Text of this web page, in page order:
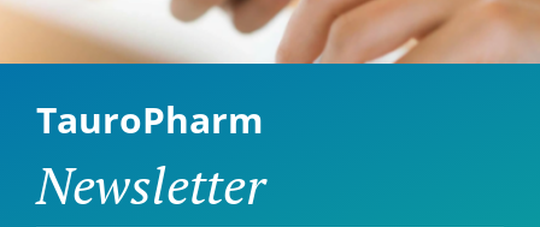
TauroPharm
Newsletter